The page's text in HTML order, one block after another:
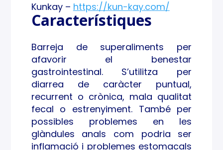
R
TROI
NTE
STIN
AL
Kunkay – https://kun-kay.com/
Característiques
Barreja de superaliments per
afavorir el benestar
gastrointestinal. S’utilitza per
diarrea de caràcter puntual,
recurrent o crònica, mala qualitat
fecal o estrenyiment. També per
possibles problemes en les
glàndules anals com podria ser
inflamació i problemes estomacals